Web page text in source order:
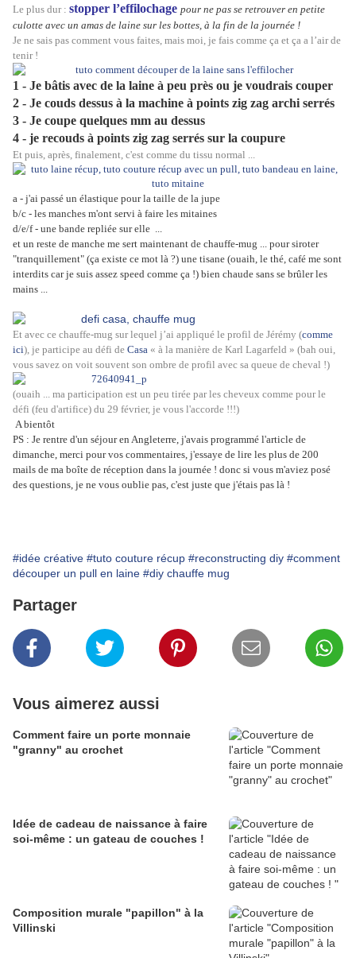
Le plus dur : stopper l’effilochage pour ne pas se retrouver en petite
culotte avec un amas de laine sur les bottes, à la fin de la journée !
Je ne sais pas comment vous faites, mais moi, je fais comme ça et ça a l’air de
tenir !
1 - Je bâtis avec de la laine à peu près ou je voudrais couper
2 - Je couds dessus à la machine à points zig zag archi serrés
3 - Je coupe quelques mm au dessus
4 - je recouds à points zig zag serrés sur la coupure
Et puis, après, finalement, c'est comme du tissu normal ...
a - j'ai passé un élastique pour la taille de la jupe
b/c - les manches m'ont servi à faire les mitaines
d/e/f - une bande repliée sur elle ...
et un reste de manche me sert maintenant de chauffe-mug ... pour siroter
"tranquillement" (ça existe ce mot là ?) une tisane (ouaih, le thé, café me sont
interdits car je suis assez speed comme ça !) bien chaude sans se brûler les
mains ...
Et avec ce chauffe-mug sur lequel j’ai appliqué le profil de Jérémy (comme
ici), je participe au défi de Casa « à la manière de Karl Lagarfeld » (bah oui,
vous savez on voit souvent son ombre de profil avec sa queue de cheval !)
(ouaih ... ma participation est un peu tirée par les cheveux comme pour le
défi (feu d'artifice) du 29 février, je vous l'accorde !!!)
A bientôt
PS : Je rentre d'un séjour en Angleterre, j'avais programmé l'article de
dimanche, merci pour vos commentaires, j'essaye de lire les plus de 200
mails de ma boîte de réception dans la journée ! donc si vous m'aviez posé
des questions, je ne vous oublie pas, c'est juste que j'étais pas là !
#idée créative #tuto couture récup #reconstructing diy #comment
découper un pull en laine #diy chauffe mug
Partager
Vous aimerez aussi
Comment faire un porte monnaie
"granny" au crochet
Idée de cadeau de naissance à faire
soi-même : un gateau de couches !
Composition murale "papillon" à la
Villinski